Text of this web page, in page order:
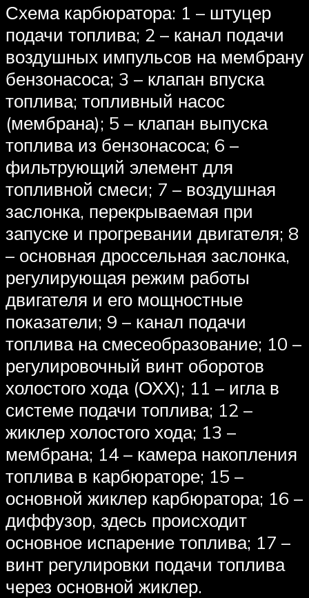
Схема карбюратора: 1 – штуцер
подачи топлива; 2 – канал подачи
воздушных импульсов на мембрану
бензонасоса; 3 – клапан впуска
топлива; топливный насос
(мембрана); 5 – клапан выпуска
топлива из бензонасоса; 6 –
фильтрующий элемент для
топливной смеси; 7 – воздушная
заслонка, перекрываемая при
запуске и прогревании двигателя; 8
– основная дроссельная заслонка,
регулирующая режим работы
двигателя и его мощностные
показатели; 9 – канал подачи
топлива на смесеобразование; 10 –
регулировочный винт оборотов
холостого хода (ОХХ); 11 – игла в
системе подачи топлива; 12 –
жиклер холостого хода; 13 –
мембрана; 14 – камера накопления
топлива в карбюраторе; 15 –
основной жиклер карбюратора; 16 –
диффузор, здесь происходит
основное испарение топлива; 17 –
винт регулировки подачи топлива
через основной жиклер.